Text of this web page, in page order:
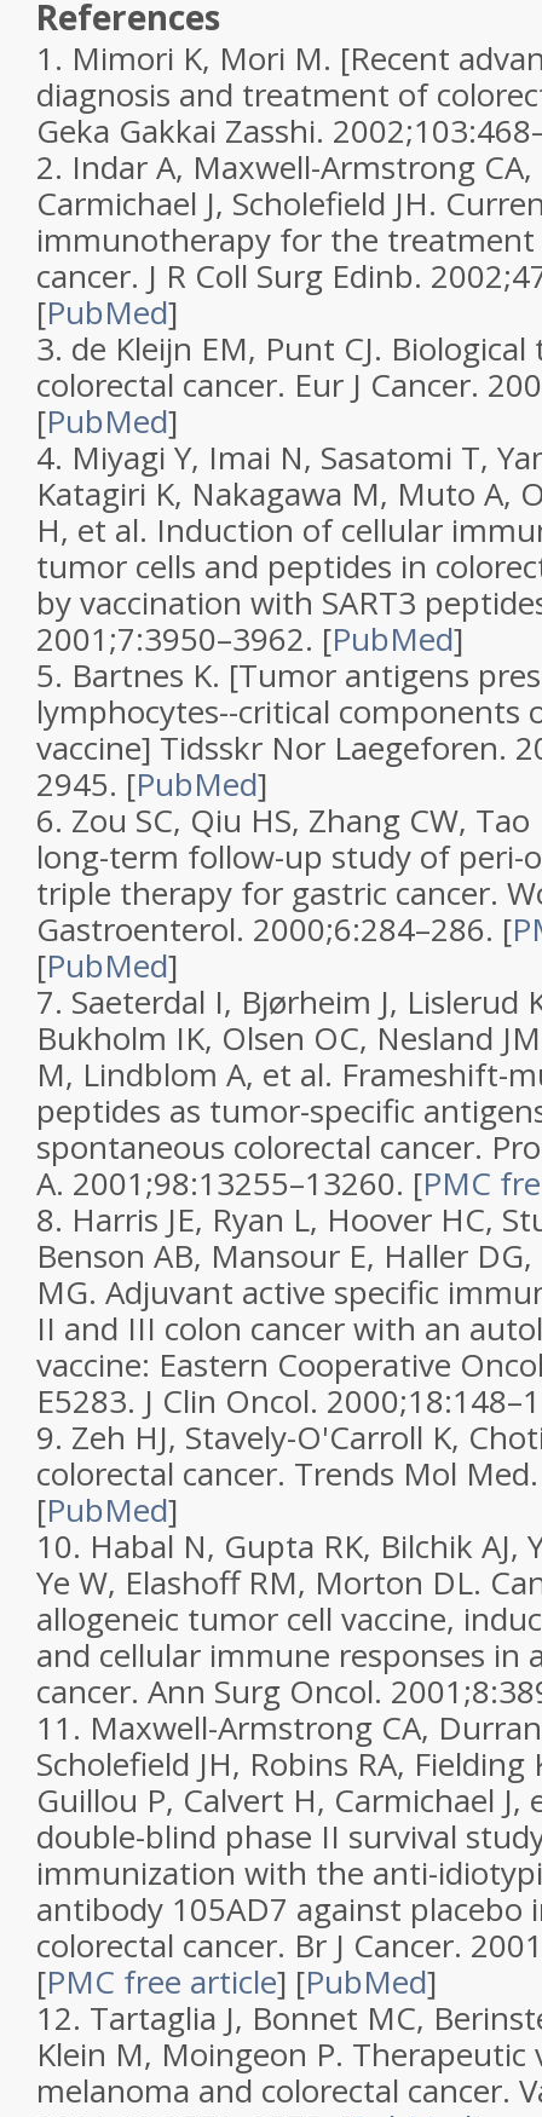
References
1. Mimori K, Mori M. [Recent
diagnosis and treatment of
Geka Gakkai Zasshi. 2002;103
2. Indar A, Maxwell-Armstrong
Carmichael J, Scholefield JH.
immunotherapy for the treatment
cancer. J R Coll Surg Edinb. 2002;
[PubMed]
3. de Kleijn EM, Punt CJ.
colorectal cancer. Eur J Cancer.
[PubMed]
4. Miyagi Y, Imai N, Sasatomi T,
Katagiri K, Nakagawa M, Muto A,
H, et al. Induction of cellular
tumor cells and peptides in
by vaccination with SART3
2001;7:3950–3962. [PubMed]
5. Bartnes K. [Tumor antigens
lymphocytes--critical components
vaccine] Tidsskr Nor Laegeforen.
2945. [PubMed]
6. Zou SC, Qiu HS, Zhang CW,
long-term follow-up study of peri-
triple therapy for gastric cancer.
Gastroenterol. 2000;6:284–286. [
[PubMed]
7. Saeterdal I, Bjørheim J, Lislerud
Bukholm IK, Olsen OC, Nesland
M, Lindblom A, et al. Frameshift-
peptides as tumor-specific
spontaneous colorectal cancer.
A. 2001;98:13255–13260. [PMC
8. Harris JE, Ryan L, Hoover HC,
Benson AB, Mansour E, Haller
MG. Adjuvant active specific
II and III colon cancer with an
vaccine: Eastern Cooperative
E5283. J Clin Oncol. 2000;18
9. Zeh HJ, Stavely-O'Carroll K,
colorectal cancer. Trends Mol
[PubMed]
10. Habal N, Gupta RK, Bilchik AJ,
Ye W, Elashoff RM, Morton DL.
allogeneic tumor cell vaccine,
and cellular immune responses in
cancer. Ann Surg Oncol. 2001;8
11. Maxwell-Armstrong CA,
Scholefield JH, Robins RA, Fielding
Guillou P, Calvert H, Carmichael J,
double-blind phase II survival
immunization with the anti-
antibody 105AD7 against placebo
colorectal cancer. Br J Cancer.
[PMC free article] [PubMed]
12. Tartaglia J, Bonnet MC,
Klein M, Moingeon P. Therapeutic
melanoma and colorectal cancer.